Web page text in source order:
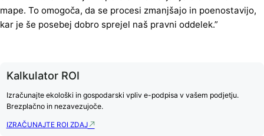
mape. To omogoča, da se procesi zmanjšajo in poenostavijo,
kar je še posebej dobro sprejel naš pravni oddelek.”
Kalkulator ROI
Izračunajte ekološki in gospodarski vpliv e-podpisa v vašem podjetju.
Brezplačno in nezavezujoče.
IZRAČUNAJTE ROI ZDAJ